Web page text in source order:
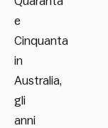
e
Cinquanta
in
Australia,
gli
anni